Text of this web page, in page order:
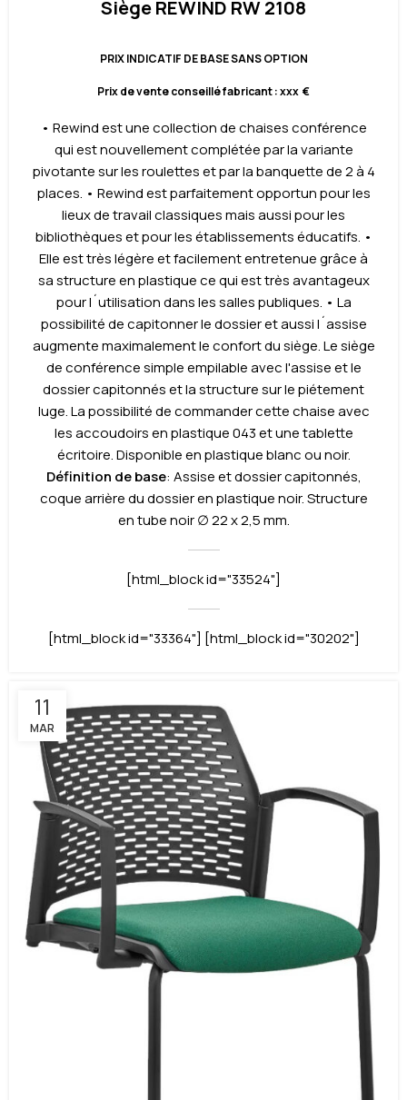
Siège REWIND RW 2108
PRIX INDICATIF DE BASE SANS OPTION
Prix de vente conseillé fabricant : xxx €
• Rewind est une collection de chaises conférence
qui est nouvellement complétée par la variante
pivotante sur les roulettes et par la banquette de 2 à 4
places. • Rewind est parfaitement opportun pour les
lieux de travail classiques mais aussi pour les
bibliothèques et pour les établissements éducatifs. •
Elle est très légère et facilement entretenue grâce à
sa structure en plastique ce qui est très avantageux
pour l´utilisation dans les salles publiques. • La
possibilité de capitonner le dossier et aussi l´assise
augmente maximalement le confort du siège. Le siège
de conférence simple empilable avec l'assise et le
dossier capitonnés et la structure sur le piétement
luge. La possibilité de commander cette chaise avec
les accoudoirs en plastique 043 et une tablette
écritoire. Disponible en plastique blanc ou noir.
Définition de base: Assise et dossier capitonnés,
coque arrière du dossier en plastique noir. Structure
en tube noir ∅ 22 x 2,5 mm.
[html_block id="33524"]
[html_block id="33364"] [html_block id="30202"]
11
MAR